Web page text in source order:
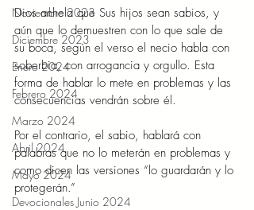
Noviembre 2023
Diciembre 2023
Enero 2024
Febrero 2024
Marzo 2024
Abril 2024
Mayo 2024
Devocionales Junio 2024
Dios anhela que Sus hijos sean sabios, y
aún que lo demuestren con lo que sale de
su boca, según el verso el necio habla con
soberbia, con arrogancia y orgullo. Esta
forma de hablar lo mete en problemas y las
consecuencias vendrán sobre él.
Por el contrario, el sabio, hablará con
palabras que no lo meterán en problemas y
como dicen las versiones “lo guardarán y lo
protegerán.”